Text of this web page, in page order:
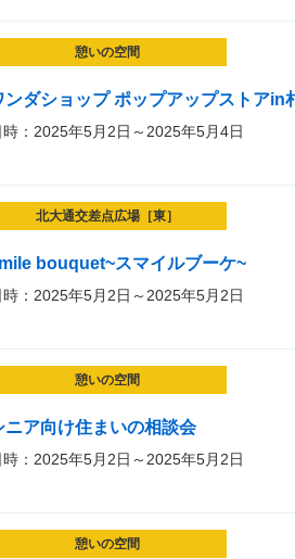
憩いの空間
ンダショップ ポップアップストアin
時：2025年5月2日～2025年5月4日
北大通交差点広場［東］
bouquet~スマイルブーケ~
時：2025年5月2日～2025年5月2日
憩いの空間
ニア向け住まいの相談会
時：2025年5月2日～2025年5月2日
憩いの空間